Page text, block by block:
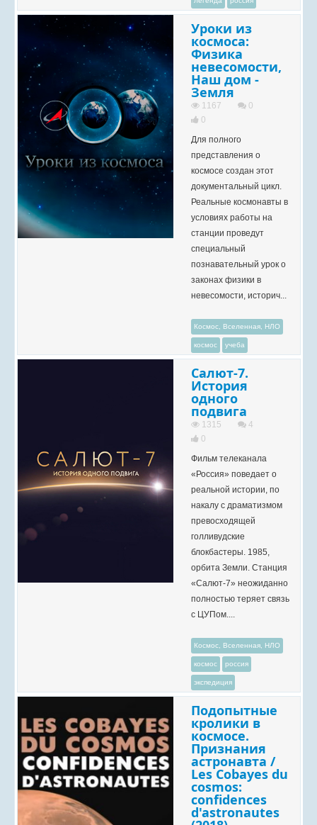
Уроки из
космоса:
Физика
невесомости,
Наш дом -
Земля
1167
0
0
Для полного
представления о
космосе создан этот
документальный цикл.
Реальные космонавты в
условиях работы на
станции проведут
специальный
познавательный урок о
законах физики в
невесомости, историч...
Космос, Вселенная, НЛО
космос учеба
Салют-7.
История
одного
подвига
1315
4
0
Фильм телеканала
«Россия» поведает о
реальной истории, по
накалу с драматизмом
превосходящей
голливудские
блокбастеры. 1985,
орбита Земли. Станция
«Салют-7» неожиданно
полностью теряет связь
с ЦУПом....
Космос, Вселенная, НЛО
космос россия
экспедиция
Подопытные
кролики в
космосе.
Признания
астронавта /
Les Cobayes du
cosmos:
confidences
d'astronautes